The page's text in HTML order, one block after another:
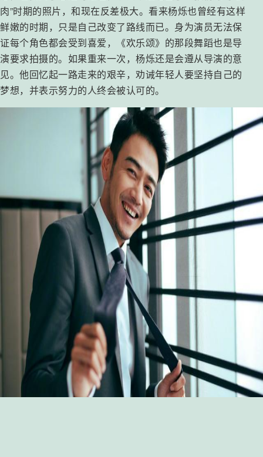
肉”时期的照片，和现在反差极大。看来杨烁也曾经有这样
鲜嫩的时期，只是自己改变了路线而已。身为演员无法保
证每个角色都会受到喜爱，《欢乐颂》的那段舞蹈也是导
演要求拍摄的。如果重来一次，杨烁还是会遵从导演的意
见。他回忆起一路走来的艰辛，劝诫年轻人要坚持自己的
梦想，并表示努力的人终会被认可的。